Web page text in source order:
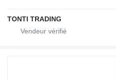
TONTI TRADING